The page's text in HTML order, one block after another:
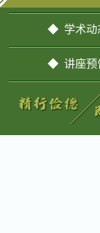
◆ 学术
◆ 讲座